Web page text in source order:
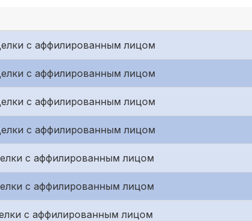
с аффилированным лицом
с аффилированным лицом
с аффилированным лицом
с аффилированным лицом
с аффилированным лицом
с аффилированным лицом
с аффилированным лицом